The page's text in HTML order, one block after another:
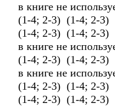
в книге не
(1-4; 2-3) (1-4; 2-3)
(1-4; 2-3) (1-4; 2-3)
в книге не
(1-4; 2-3) (1-4; 2-3)
в книге не
(1-4; 2-3) (1-4; 2-3)
(1-4; 2-3) (1-4; 2-3)